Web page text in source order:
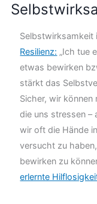
Selbstwirksamkeit
Resilienz: „Ich tue
etwas bewirken
stärkt das
Sicher, wir können
die uns stressen –
wir oft die Hände
versucht zu
bewirken zu
erlernte